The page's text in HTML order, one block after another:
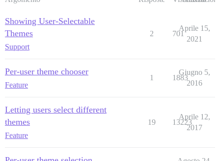
Showing User-Selectable
Themes
Support
2 701
Aprile 15,
2021
Per-user theme chooser
Feature
1 1883
Giugno 5,
2016
Letting users select different
themes
Feature
19 13223
Aprile 12,
2017